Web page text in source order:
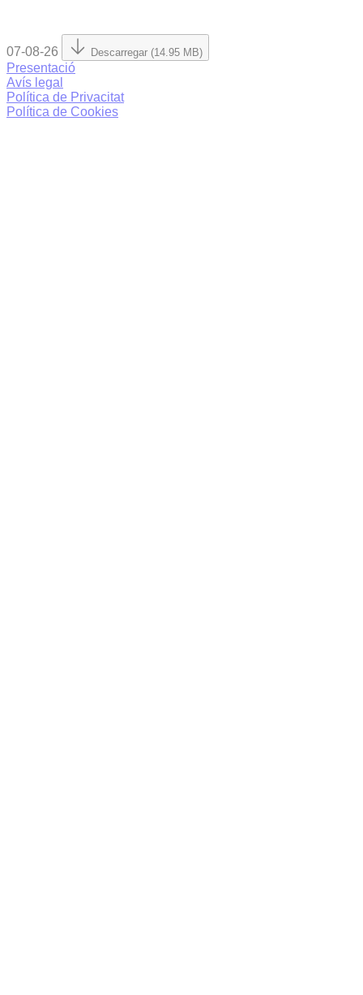
07-08-26 Descarregar (14.95 MB)
Presentació
Avís legal
Política de Privacitat
Política de Cookies